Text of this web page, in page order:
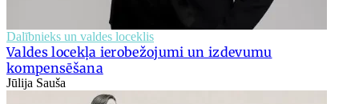
Dalībnieks un valdes loceklis
Valdes locekļa ierobežojumi un izdevumu
kompensēšana
Jūlija Sauša